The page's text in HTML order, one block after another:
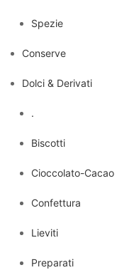
Spezie
Conserve
Dolci & Derivati
.
Biscotti
Cioccolato-Cacao
Confettura
Lieviti
Preparati